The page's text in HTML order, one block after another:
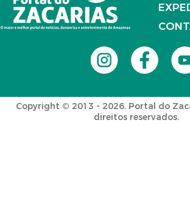
Copyright © 2013 - 2026. Portal do
direitos reservados.